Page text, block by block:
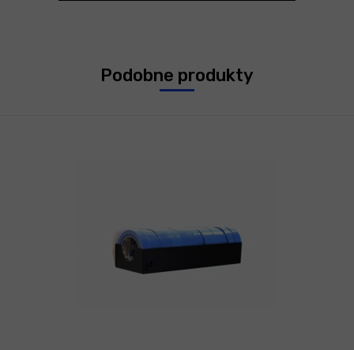
Podobne produkty